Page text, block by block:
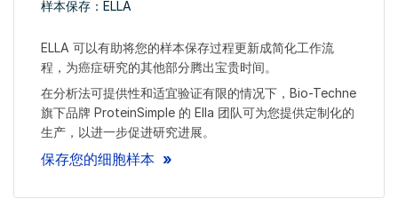
样本保存：ELLA
ELLA 可以有助将您的样本保存过程更新成简化工作流
程，为癌症研究的其他部分腾出宝贵时间。
在分析法可提供性和适宜验证有限的情况下，Bio-Techne
旗下品牌 ProteinSimple 的 Ella 团队可为您提供定制化的
生产，以进一步促进研究进展。
保存您的细胞样本